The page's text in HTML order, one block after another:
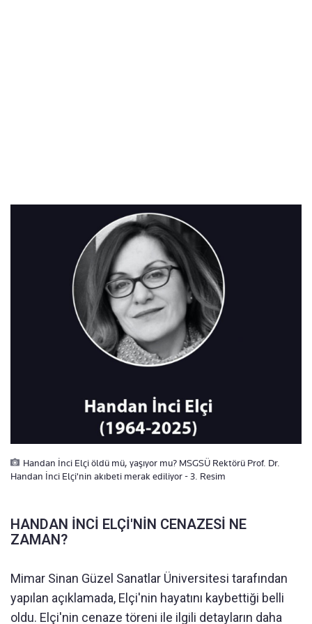
Handan İnci Elçi öldü mü, yaşıyor mu? MSGSÜ Rektörü Prof. Dr.
Handan İnci Elçi'nin akıbeti merak ediliyor - 3. Resim
HANDAN İNCİ ELÇİ'NİN CENAZESİ NE
ZAMAN?
Mimar Sinan Güzel Sanatlar Üniversitesi tarafından
yapılan açıklamada, Elçi'nin hayatını kaybettiği belli
oldu. Elçi'nin cenaze töreni ile ilgili detayların daha